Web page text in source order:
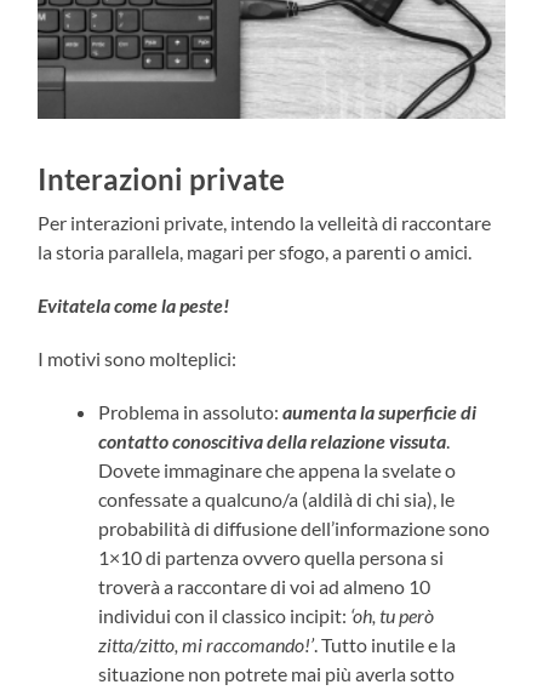
Interazioni private
Per interazioni private, intendo la velleità di raccontare
la storia parallela, magari per sfogo, a parenti o amici.
Evitatela come la peste!
I motivi sono molteplici:
Problema in assoluto:aumenta la superficie di
contatto conoscitiva della relazione vissuta.
Dovete immaginare che appena la svelate o
confessate a qualcuno/a (aldilà di chi sia), le
probabilità di diffusione dell’informazione sono
1×10 di partenza ovvero quella persona si
troverà a raccontare di voi ad almeno 10
individui con il classico incipit: ‘oh, tu però
zitta/zitto, mi raccomando!’. Tutto inutile e la
situazione non potrete mai più averla sotto